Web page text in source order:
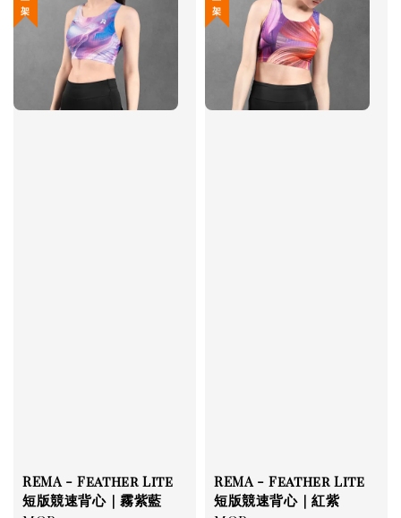
REMA - Feather Lite
短版競速背心｜霧紫藍
REMA - Feather Lite
短版競速背心｜紅紫